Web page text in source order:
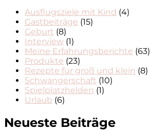
Ausflugsziele mit Kind (4)
Gastbeiträge (15)
Geburt (8)
Interview (1)
Meine Erfahrungsberichte (63)
Produkte (23)
Rezepte für groß und klein (8)
Schwangerschaft (10)
Spielplatzhelden (1)
Urlaub (6)
Neueste Beiträge